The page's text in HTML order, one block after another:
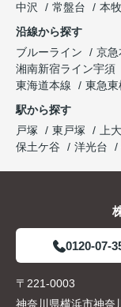
中沢
常盤台 本
沿線から探す
ブルーライン
京急
湘南新宿ライン宇須
東海道本線
東急東
駅から探す
戸塚
東戸塚 上
保土ケ谷
洋光台
0120-07-
〒221-0003
神奈川県横浜市神奈